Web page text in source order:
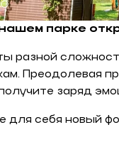
парке
разной
Преодолевая
заряд
для себя новый